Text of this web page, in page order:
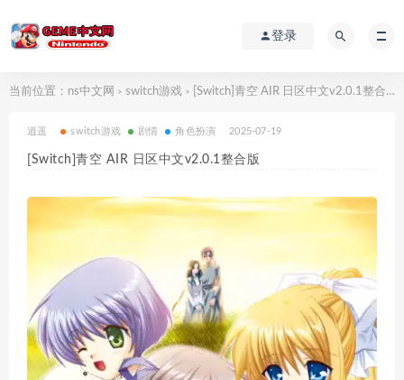
登录
当前位置： ns中文网 > switch游戏 > [Switch]青空 AIR 日区中文v2.0.1整合版
逍遥 switch游戏 剧情 角色扮演 2025-07-19
[Switch]青空 AIR 日区中文v2.0.1整合版